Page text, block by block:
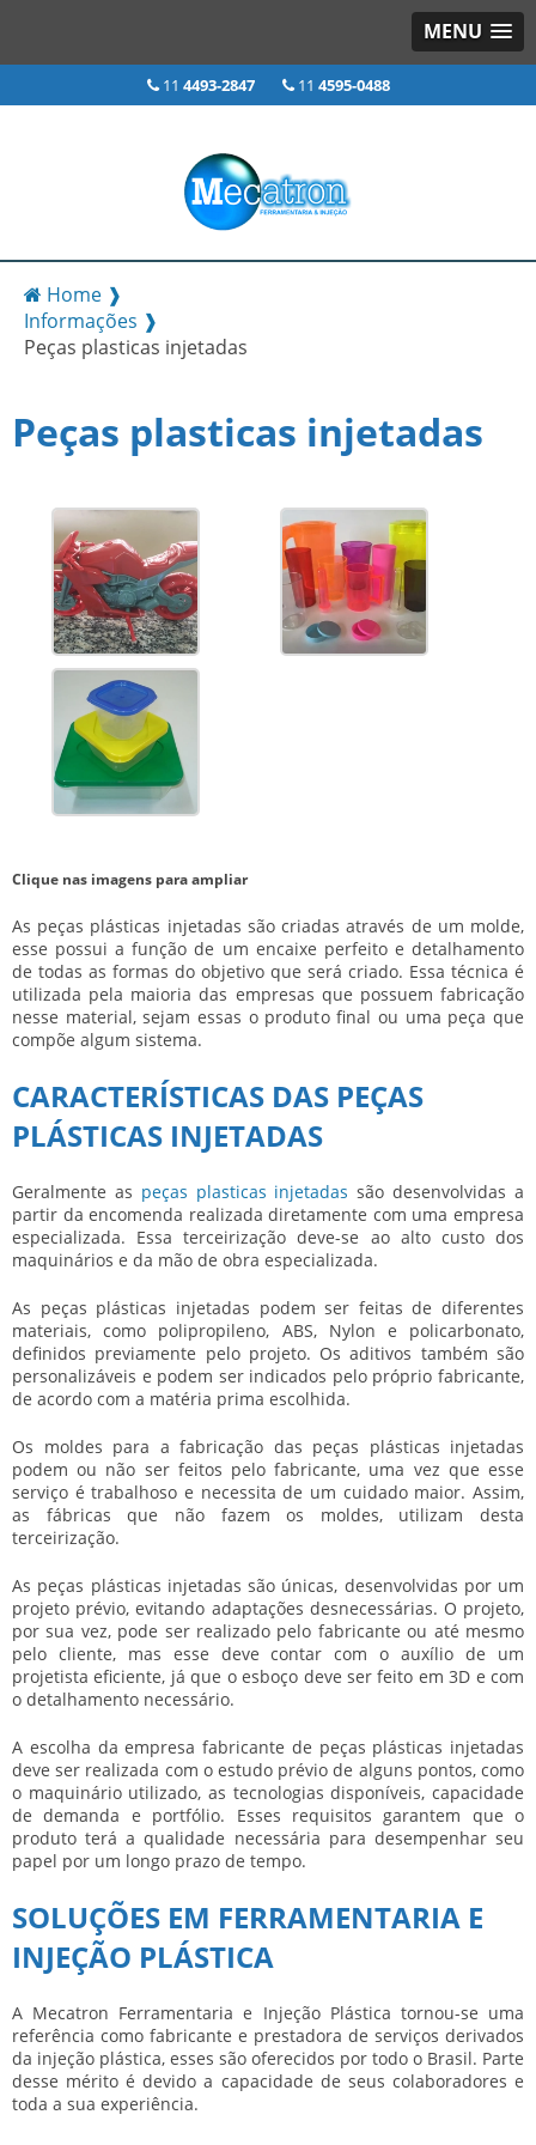
MENU
11 4493-2847 11 4595-0488
Home ❱
Informações ❱
Peças plasticas injetadas
Peças plasticas injetadas
Clique nas imagens para ampliar
As peças plásticas injetadas são criadas através de um molde,
esse possui a função de um encaixe perfeito e detalhamento
de todas as formas do objetivo que será criado. Essa técnica é
utilizada pela maioria das empresas que possuem fabricação
nesse material, sejam essas o produto final ou uma peça que
compõe algum sistema.
CARACTERÍSTICAS DAS PEÇAS
PLÁSTICAS INJETADAS
Geralmente as peças plasticas injetadas são desenvolvidas a
partir da encomenda realizada diretamente com uma empresa
especializada. Essa terceirização deve-se ao alto custo dos
maquinários e da mão de obra especializada.
As peças plásticas injetadas podem ser feitas de diferentes
materiais, como polipropileno, ABS, Nylon e policarbonato,
definidos previamente pelo projeto. Os aditivos também são
personalizáveis e podem ser indicados pelo próprio fabricante,
de acordo com a matéria prima escolhida.
Os moldes para a fabricação das peças plásticas injetadas
podem ou não ser feitos pelo fabricante, uma vez que esse
serviço é trabalhoso e necessita de um cuidado maior. Assim,
as fábricas que não fazem os moldes, utilizam desta
terceirização.
As peças plásticas injetadas são únicas, desenvolvidas por um
projeto prévio, evitando adaptações desnecessárias. O projeto,
por sua vez, pode ser realizado pelo fabricante ou até mesmo
pelo cliente, mas esse deve contar com o auxílio de um
projetista eficiente, já que o esboço deve ser feito em 3D e com
o detalhamento necessário.
A escolha da empresa fabricante de peças plásticas injetadas
deve ser realizada com o estudo prévio de alguns pontos, como
o maquinário utilizado, as tecnologias disponíveis, capacidade
de demanda e portfólio. Esses requisitos garantem que o
produto terá a qualidade necessária para desempenhar seu
papel por um longo prazo de tempo.
SOLUÇÕES EM FERRAMENTARIA E
INJEÇÃO PLÁSTICA
A Mecatron Ferramentaria e Injeção Plástica tornou-se uma
referência como fabricante e prestadora de serviços derivados
da injeção plástica, esses são oferecidos por todo o Brasil. Parte
desse mérito é devido a capacidade de seus colaboradores e
toda a sua experiência.